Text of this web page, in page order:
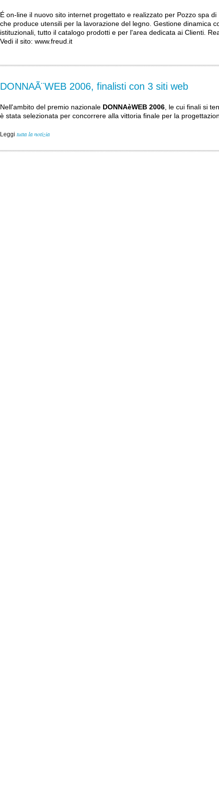
É on-line il nuovo sito internet progettato e realizzato per Pozzo spa
che produce utensili per la lavorazione del legno. Gestione dinamica
istituzionali, tutto il catalogo prodotti e per l'area dedicata ai Clienti.
Vedi il sito: www.freud.it
DONNAÃ¨WEB 2006, finalisti con 3 siti web
Nell'ambito del premio nazionale DONNAèWEB 2006 , le cui finali si
è stata selezionata per concorrere alla vittoria finale per la
Leggi tutta la notizia